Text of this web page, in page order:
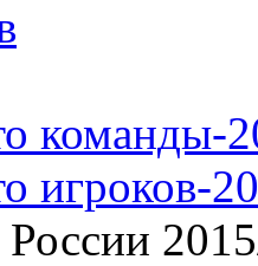
команды-
игроков-